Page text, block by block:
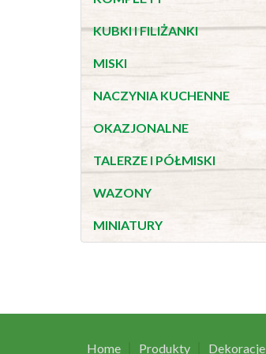
KUBKI I FILIŻANKI
MISKI
NACZYNIA KUCHENNE
OKAZJONALNE
TALERZE I PÓŁMISKI
WAZONY
MINIATURY
Home Produkty Dekoracje